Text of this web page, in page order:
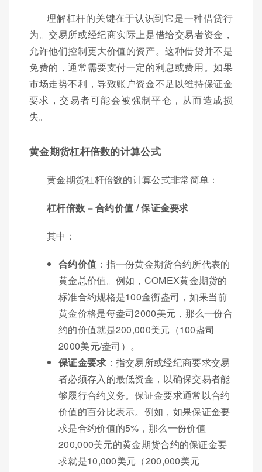
理解杠杆的关键在于认识到它是一种借贷行
为。交易所或经纪商实际上是借给交易者资金，
允许他们控制更大价值的资产。这种借贷并不是
免费的，通常需要支付一定的利息或费用。如果
市场走势不利，导致账户资金不足以维持保证金
要求，交易者可能会被强制平仓，从而造成损
失。
黄金期货杠杆倍数的计算公式
黄金期货杠杆倍数的计算公式非常简单：
杠杆倍数 = 合约价值 / 保证金要求
其中：
合约价值 ：指一份黄金期货合约所代表的
黄金总价值。例如，COMEX黄金期货的
标准合约规格是100金衡盎司，如果当前
黄金价格是每盎司2000美元，那么一份合
约的价值就是200,000美元（100盎司
2000美元/盎司）。
保证金要求 ：指交易所或经纪商要求交易
者必须存入的最低资金，以确保交易者能
够履行合约义务。保证金要求通常以合约
价值的百分比表示。例如，如果保证金要
求是合约价值的5%，那么一份价值
200,000美元的黄金期货合约的保证金要
求就是10,000美元（200,000美元